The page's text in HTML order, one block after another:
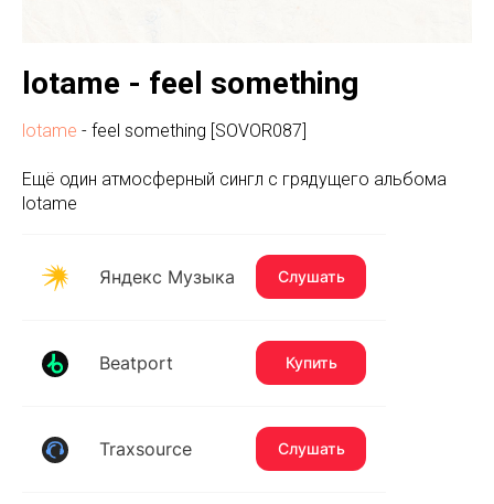
lotame - feel something
lotame - feel something [SOVOR087]
Ещё один атмосферный сингл с грядущего альбома
lotame